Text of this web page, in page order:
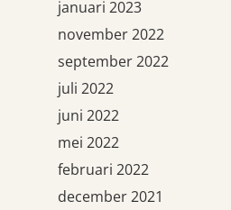
januari 2023
november 2022
september 2022
juli 2022
juni 2022
mei 2022
februari 2022
december 2021